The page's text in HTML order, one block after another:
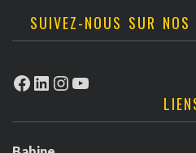
SUIVEZ-NOUS SUR
Facebook
LinkedIn
Instagram
YouTube